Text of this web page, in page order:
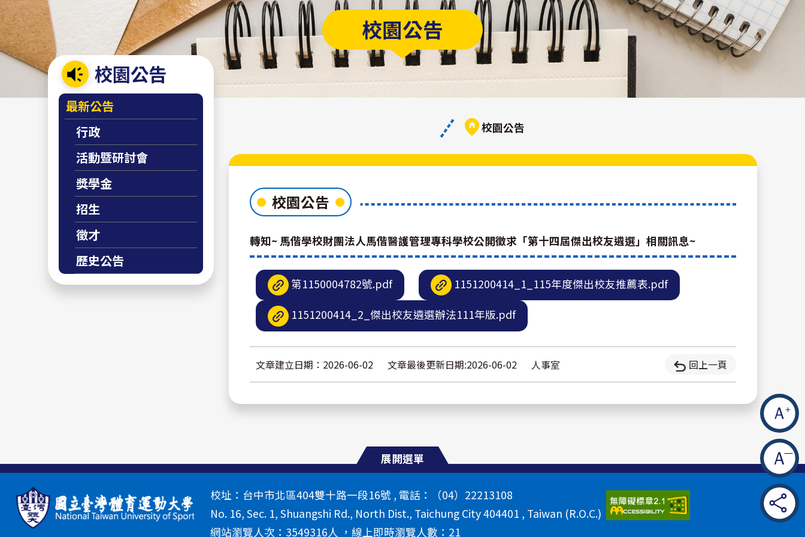
校園公告
校園公告
最新公告
行政
活動暨研討會
獎學金
招生
徵才
歷史公告
校園公告
校園公告
轉知~ 馬偕學校財團法人馬偕醫護管理專科學校公開徵求「第十四屆傑出校友遴選」相關訊息~
第1150004782號.pdf 1151200414_1_115年度傑出校友推薦表.pdf
1151200414_2_傑出校友遴選辦法111年版.pdf
文章建立日期：2026-06-02 文章最後更新日期:2026-06-02 人事室 回上一頁
展開選單
校址：台中市北區404雙十路一段16號 , 電話：（04）22213108
No. 16, Sec. 1, Shuangshi Rd., North Dist., Taichung City 404401 , Taiwan (R.O.C.)
網站瀏覽人次：3549316人 ，線上即時瀏覽人數：21